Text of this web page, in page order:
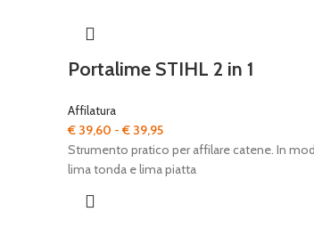
Portalime STIHL 2 in 1
Affilatura
€ 39,60 - € 39,95Fascia
di
prezzo:
Strumento pratico per affilare catene. In
lima tonda e lima piatta